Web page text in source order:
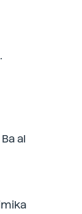
al